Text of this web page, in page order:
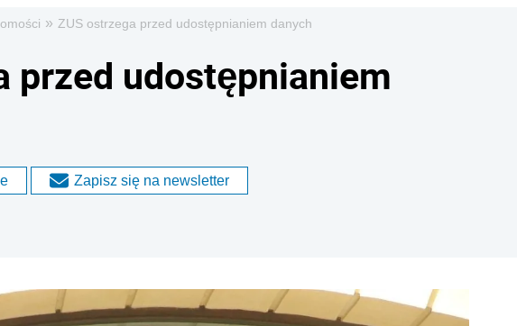
» ZUS ostrzega przed udostępnianiem danych
przed udostępnianiem
Zapisz się na newsletter